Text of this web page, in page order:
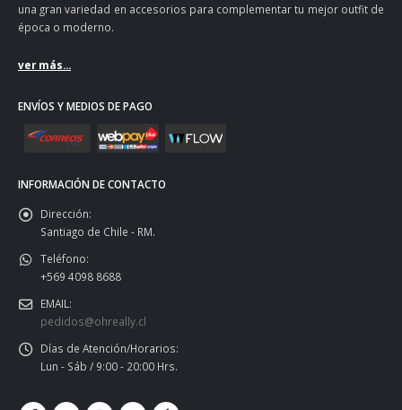
una gran variedad en accesorios para complementar tu mejor outfit de
época o moderno.
ver más...
ENVÍOS Y MEDIOS DE PAGO
INFORMACIÓN DE CONTACTO
Dirección:
Santiago de Chile - RM.
Teléfono:
+569 4098 8688
EMAIL:
pedidos@ohreally.cl
Días de Atención/Horarios:
Lun - Sáb / 9:00 - 20:00 Hrs.